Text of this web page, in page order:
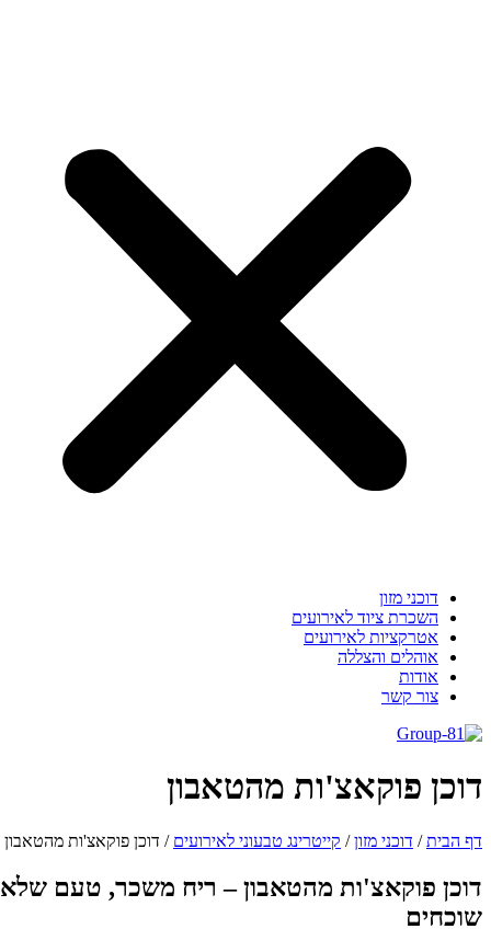
דוכני מזון
השכרת ציוד לאירועים
אטרקציות לאירועים
אוהלים והצללה
אודות
צור קשר
פוקאצ'ות מהטאבון
הבית/דוכני מזון/קייטרינג טבעוני לאירועים/דוכן פוקאצ'ות מהטאבון
פוקאצ'ות מהטאבון – ריח משכר, טעם שלא